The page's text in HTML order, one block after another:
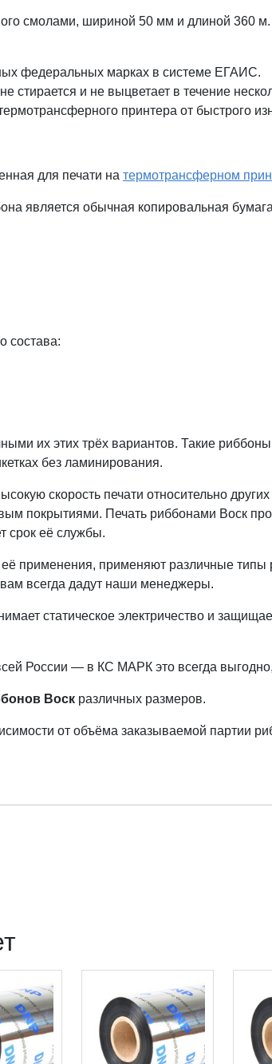
смолами, шириной 50 мм и длиной 360 м.
федеральных марках в системе ЕГАИС.
стирается и не выцветает в течение
принтера от быстрого
для печати на термотрансферном
является обычная копировальная
состава:
их этих трёх вариантов. Такие
без ламинирования.
скорость печати относительно
покрытиями. Печать риббонами Воск
срок её службы.
её применения, применяют различные
всегда дадут наши менеджеры.
статическое электричество и
России — в КС МАРК это всегда
Воск различных размеров.
от объёма заказываемой партии